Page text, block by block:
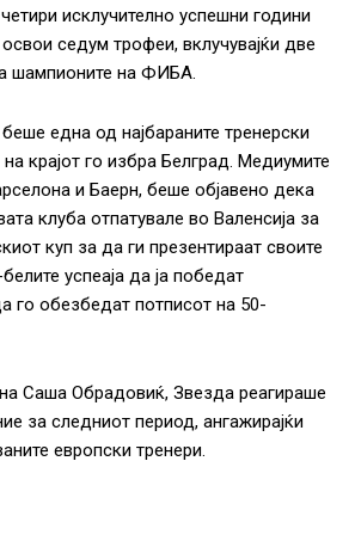
исклучително успешни години
седум трофеи, вклучувајќи две
шампионите на ФИБА.
една од најбараните тренерски
крајот го избра Белград. Медиумите
и Баерн, беше објавено дека
клуба отпатувале во Валенсија за
куп за да ги презентираат своите
успеаја да ја победат
го обезбедат потписот на 50-
Саша Обрадовиќ, Звезда реагираше
за следниот период, ангажирајќи
европски тренери.